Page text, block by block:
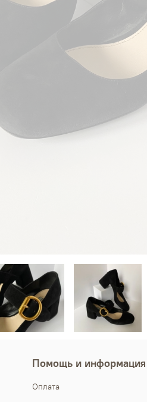
Помощь и информация
Оплата